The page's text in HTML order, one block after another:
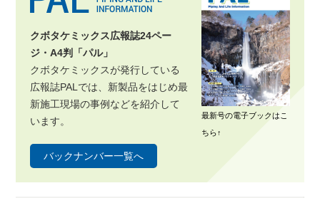
クボタケミックス広報誌24ペー
ジ・A4判「パル」
クボタケミックスが発行している
広報誌PALでは、新製品をはじめ最
新施工現場の事例などを紹介して
います。
バックナンバー一覧へ
最新号の電子ブックはこ
ちら↑